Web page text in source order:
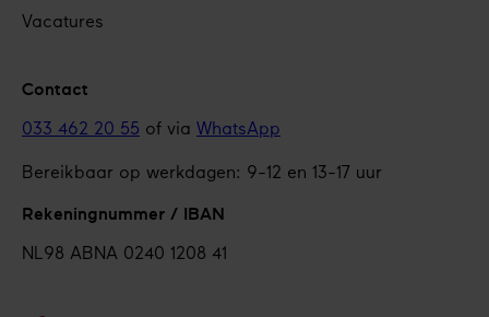
Vacatures
Contact
033 462 20 55 of via WhatsApp
Bereikbaar op werkdagen: 9-12 en 13-17 uur
Rekeningnummer / IBAN
NL98 ABNA 0240 1208 41